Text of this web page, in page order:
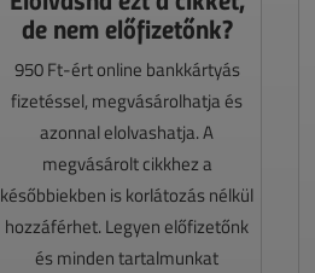
de nem előfizetőnk?
950 Ft-ért online bankkártyás
fizetéssel, megvásárolhatja és
azonnal elolvashatja. A
megvásárolt cikkhez a
későbbiekben is korlátozás nélkül
hozzáférhet. Legyen előfizetőnk
és minden tartalmunkat